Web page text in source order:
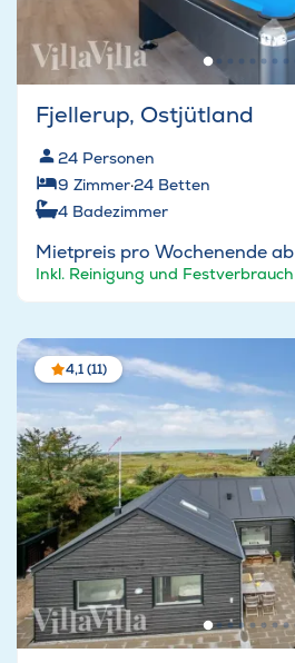
Fjellerup, Ostjütland
24 Personen
9 Zimmer·24 Betten
4 Badezimmer
Mietpreis pro Wochenende ab
Inkl. Reinigung und Festverbrauch
4,1 (11)